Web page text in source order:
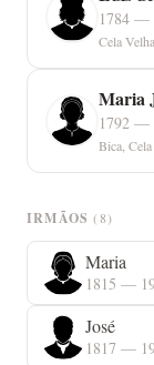
1784 —
Cela
Maria
1792 —
Bica, Cela
IRMÃOS(8)
Maria
1815 —
José
1817 —